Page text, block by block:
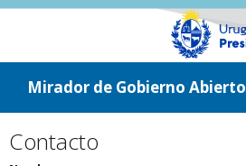
ir a contenido
ir al menú
Mirador de Gobierno Abierto
Contacto